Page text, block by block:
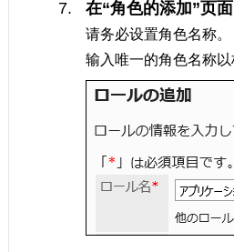
在“角色的添加”页
请务必设置角色名称。
输入唯一的角色名称以